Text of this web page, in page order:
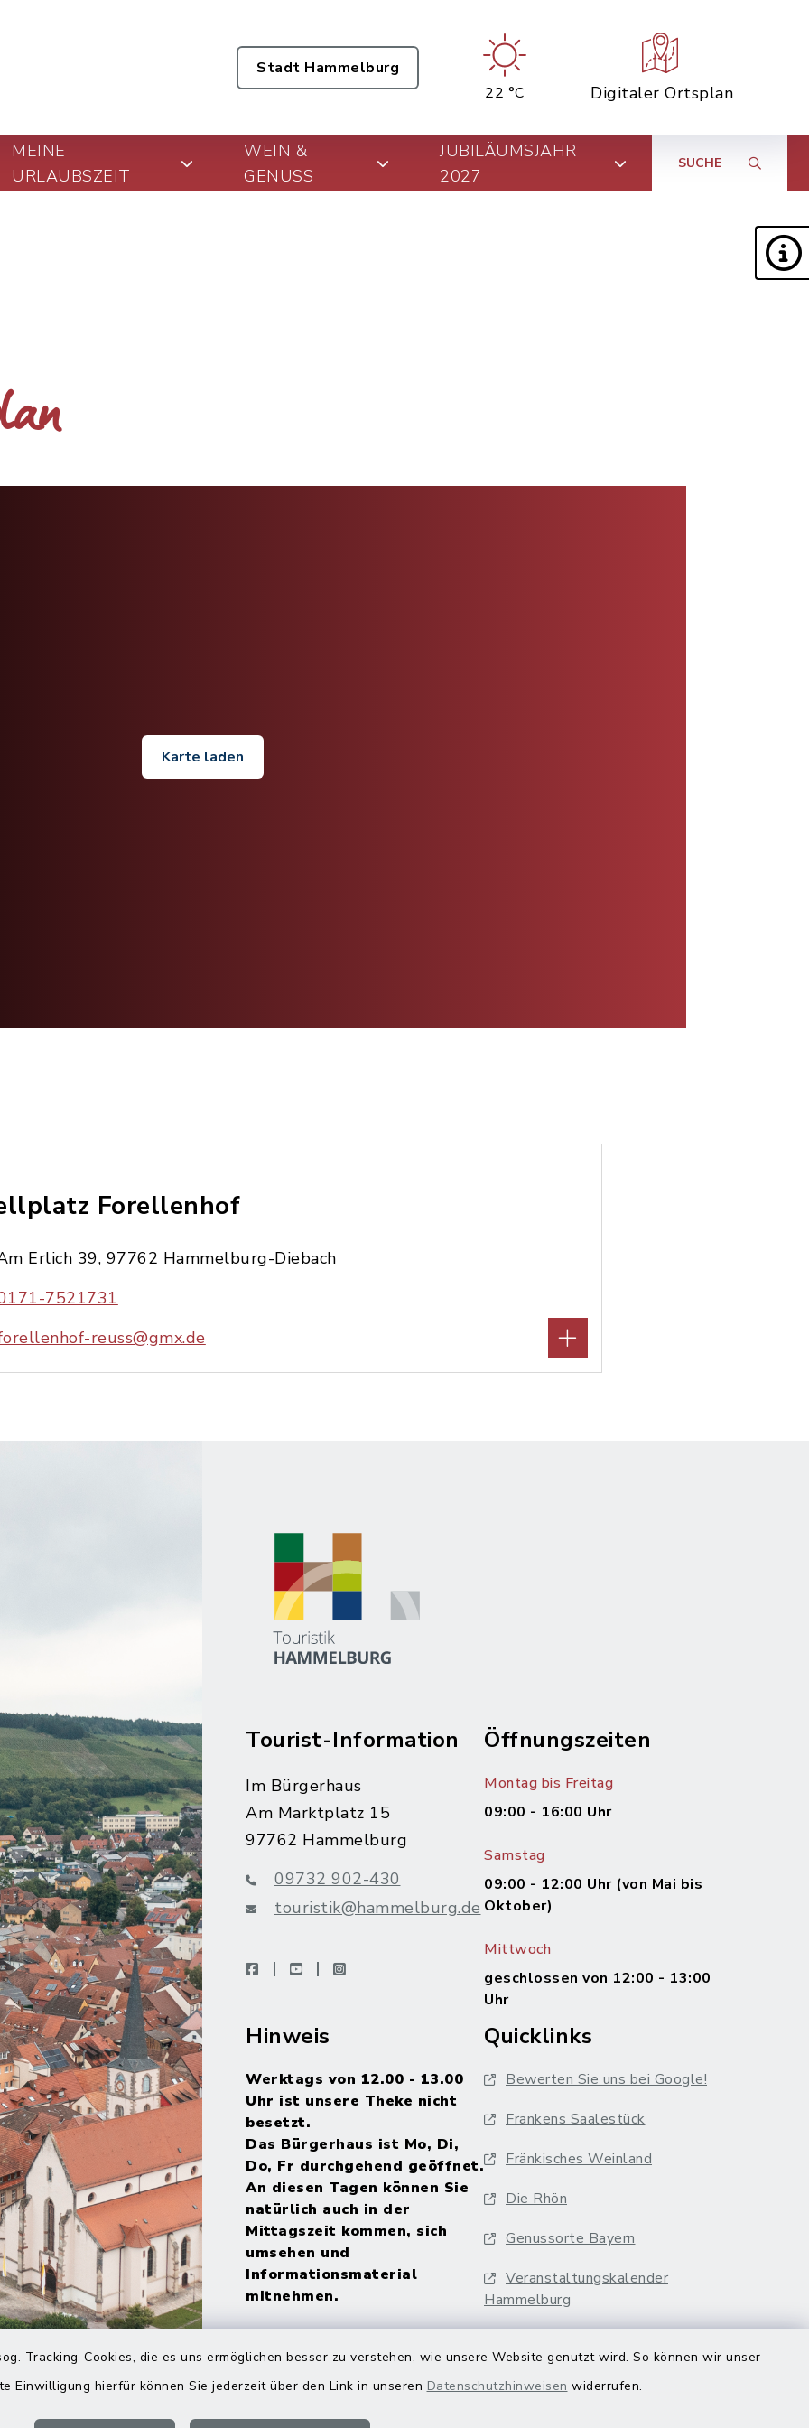
Tracking-Cookies, die es uns ermöglichen besser zu verstehen, wie unsere Website genutzt wird. So können wir unser
Einwilligung hierfür können Sie jederzeit über den Link in unseren Datenschutzhinweisen widerrufen.
Stadt Hammelburg
22 °C
Digitaler Ortsplan
MEINE
URLAUBSZEIT
WEIN &
GENUSS
JUBILÄUMSJAHR
2027
SUCHE
Karte laden
Forellenhof
Erlich 39, 97762 Hammelburg-Diebach
7521731
reuss@gmx.de
Tourist-Information
Im Bürgerhaus
Am Marktplatz 15
97762 Hammelburg
09732 902-430
touristik@hammelburg.de
facebookyoutubeinstagram
Öffnungszeiten
Montag bis Freitag
09:00 - 16:00 Uhr
Samstag
09:00 - 12:00 Uhr (von Mai bis
Oktober)
Mittwoch
geschlossen von 12:00 - 13:00
Uhr
Hinweis
Werktags von 12.00 - 13.00
Uhr ist unsere Theke nicht
besetzt.
Das Bürgerhaus ist Mo, Di,
Do, Fr durchgehend geöffnet.
An diesen Tagen können Sie
natürlich auch in der
Mittagszeit kommen, sich
umsehen und
Informationsmaterial
mitnehmen.
Quicklinks
Bewerten Sie uns bei Google!
Frankens Saalestück
Fränkisches Weinland
Die Rhön
Genussorte Bayern
Veranstaltungskalender
Hammelburg